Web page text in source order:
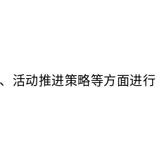
活动推进策略等方面进行